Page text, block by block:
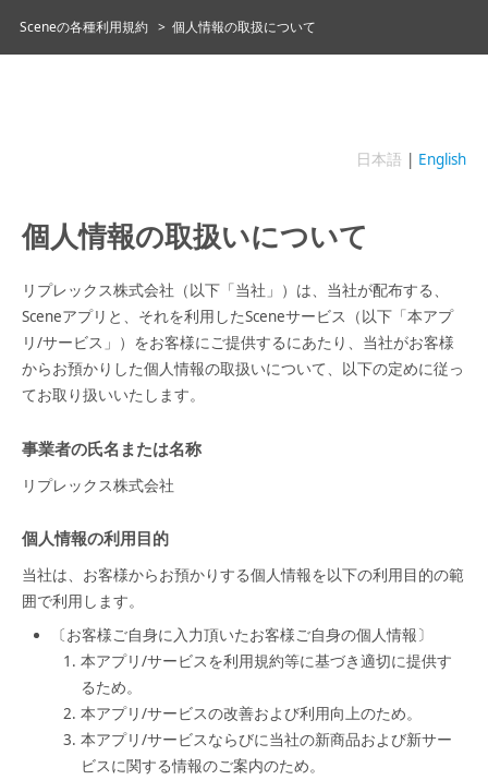
Sceneの各種利用規約 > 個人情報の取扱について
日本語 | English
個人情報の取扱いについて
リプレックス株式会社（以下「当社」）は、当社が配布する、
Sceneアプリと、それを利用したSceneサービス（以下「本アプ
リ/サービス」）をお客様にご提供するにあたり、当社がお客様
からお預かりした個人情報の取扱いについて、以下の定めに従っ
てお取り扱いいたします。
事業者の氏名または名称
リプレックス株式会社
個人情報の利用目的
当社は、お客様からお預かりする個人情報を以下の利用目的の範
囲で利用します。
〔お客様ご自身に入力頂いたお客様ご自身の個人情報〕
1. 本アプリ/サービスを利用規約等に基づき適切に提供す
るため。
2. 本アプリ/サービスの改善および利用向上のため。
3. 本アプリ/サービスならびに当社の新商品および新サー
ビスに関する情報のご案内のため。